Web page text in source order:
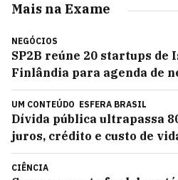
Mais na Exame
NEGÓCIOS
SP2B reúne 20 startups de
Finlândia para agenda de
UM CONTEÚDO ESFERA BRASIL
Dívida pública ultrapassa
juros, crédito e custo de
CIÊNCIA